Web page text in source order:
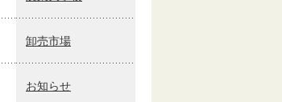
卸売市場
お知らせ